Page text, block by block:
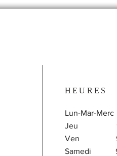
HEURES
Lun-Mar-Merc
Jeu 9h
Ven 9h
Samedi